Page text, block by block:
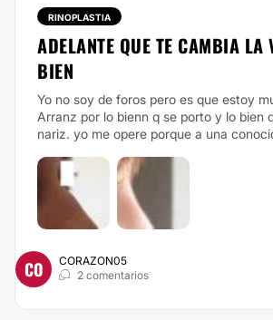
RINOPLASTIA
ADELANTE QUE TE CAMBIA
BIEN
Yo no soy de foros pero es que estoy
Arranz por lo bienn q se porto y lo bien
nariz. yo me opere porque a una
CO
CORAZON05
2 comentarios